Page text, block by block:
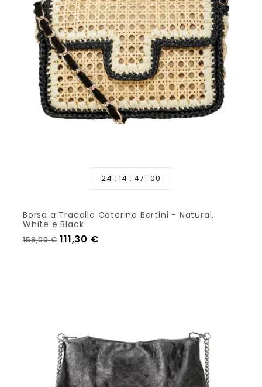
24 14 46 58
Borsa a Tracolla Caterina Bertini - Natural,
White e Black
Prezzo regolare
159,00 € Prezzo
111,30 €